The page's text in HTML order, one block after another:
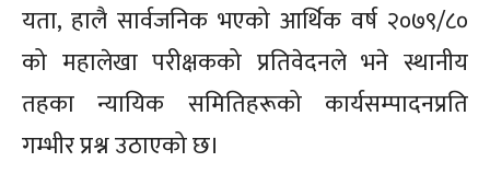
यता, हालै सार्वजनिक भएको आर्थिक वर्ष २०७९/८०
को महालेखा परीक्षकको प्रतिवेदनले भने स्थानीय
तहका न्यायिक समितिहरूको कार्यसम्पादनप्रति
गम्भीर प्रश्न उठाएको छ।